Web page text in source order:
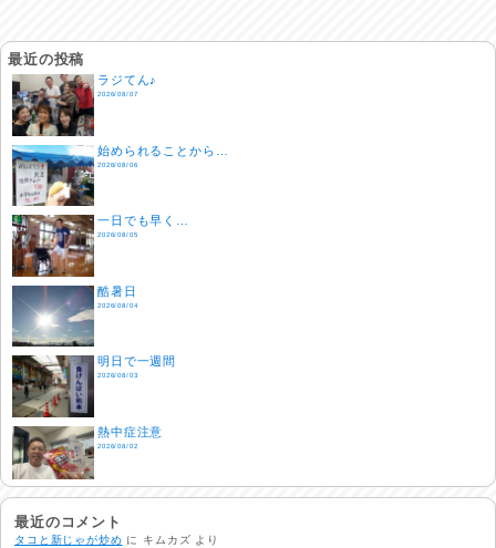
最近の投稿
ラジてん♪
2026/08/07
始められることから…
2026/08/06
一日でも早く…
2026/08/05
酷暑日
2026/08/04
明日で一週間
2026/08/03
熱中症注意
2026/08/02
非常時には…
2026/08/01
最近のコメント
タコと新じゃが炒め に キムカズ より